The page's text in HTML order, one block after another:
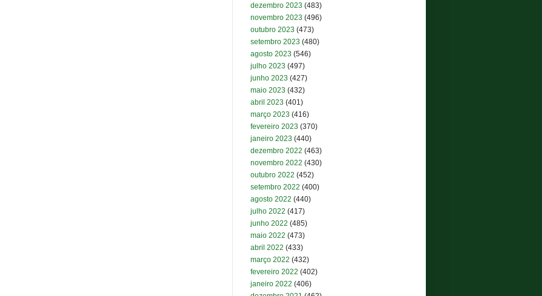
dezembro 2023 (483)
novembro 2023 (496)
outubro 2023 (473)
setembro 2023 (480)
agosto 2023 (546)
julho 2023 (497)
junho 2023 (427)
maio 2023 (432)
abril 2023 (401)
março 2023 (416)
fevereiro 2023 (370)
janeiro 2023 (440)
dezembro 2022 (463)
novembro 2022 (430)
outubro 2022 (452)
setembro 2022 (400)
agosto 2022 (440)
julho 2022 (417)
junho 2022 (485)
maio 2022 (473)
abril 2022 (433)
março 2022 (432)
fevereiro 2022 (402)
janeiro 2022 (406)